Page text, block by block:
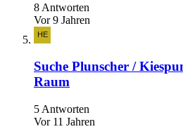
8 Antworten
Vor 9 Jahren
Suche Plunscher /
Raum
5 Antworten
Vor 11 Jahren